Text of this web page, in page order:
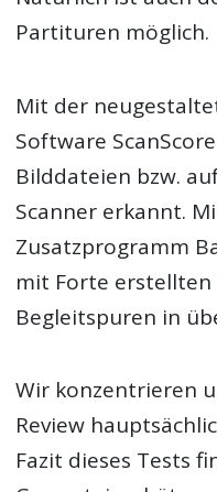
Partituren möglich.
Mit der
Software
Bilddateien bzw.
Scanner erkannt.
Zusatzprogramm
mit Forte
Begleitspuren in
Wir konzentrieren
Review
Fazit dieses Tests